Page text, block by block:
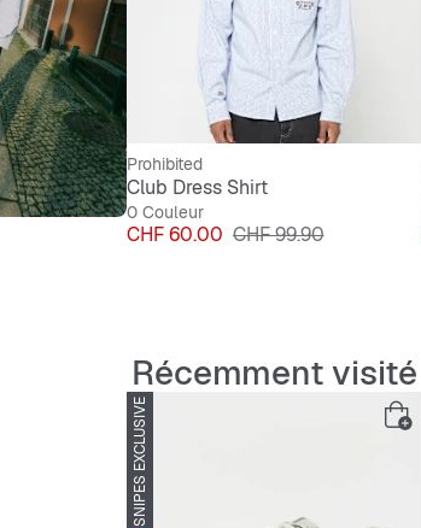
Prohibited
Club Dress Shirt
0 Couleur
Prix
CHF 60.00 Prix original
CHF 99.90
Récemment visité
SNIPES EXCLUSIVE